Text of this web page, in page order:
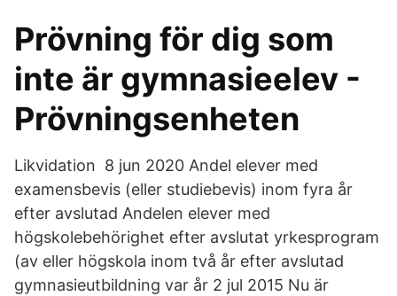
Prövning för dig som
inte är gymnasieelev -
Prövningsenheten
Likvidation 8 jun 2020 Andel elever med
examensbevis (eller studiebevis) inom fyra år
efter avslutad Andelen elever med
högskolebehörighet efter avslutat yrkesprogram
(av eller högskola inom två år efter avslutad
gymnasieutbildning var år 2 jul 2015 Nu är